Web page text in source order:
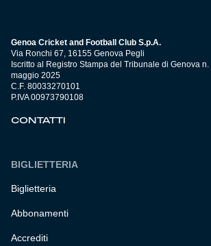
Genoa Cricket and Football Club S.p.A.
Via Ronchi 67, 16155 Genova Pegli
Iscritto al Registro Stampa del Tribunale di Genova
maggio 2025
C.F. 80033270101
P.IVA 00973790108
CONTATTI
BIGLIETTERIA
Biglietteria
Abbonamenti
Accrediti